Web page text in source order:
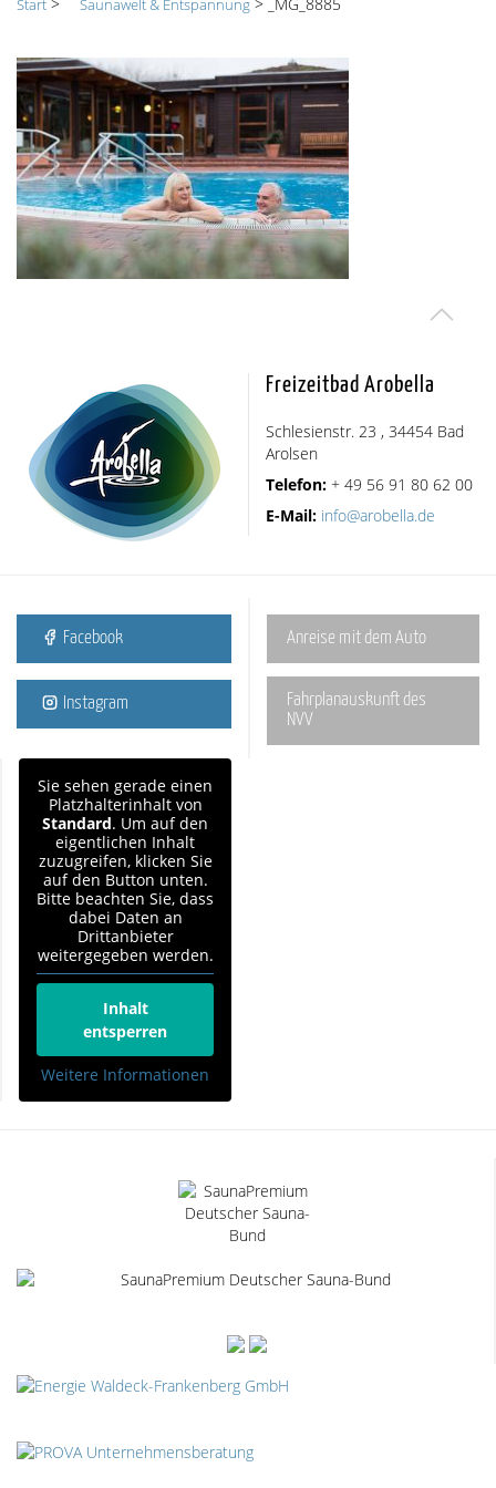
Start Saunawelt & Entspannung
Freizeitbad Arobella
Schlesienstr. 23 , 34454 Bad
Arolsen
Telefon: + 49 56 91 80 62 00
E-Mail: info@arobella.de
Facebook
Instagram
Anreise mit dem Auto
Fahrplanauskunft des
NVV
Sie sehen gerade einen
Platzhalterinhalt von
Standard. Um auf den
eigentlichen Inhalt
zuzugreifen, klicken Sie
auf den Button unten.
Bitte beachten Sie, dass
dabei Daten an
Drittanbieter
weitergegeben werden.
Inhalt
entsperren
Weitere Informationen